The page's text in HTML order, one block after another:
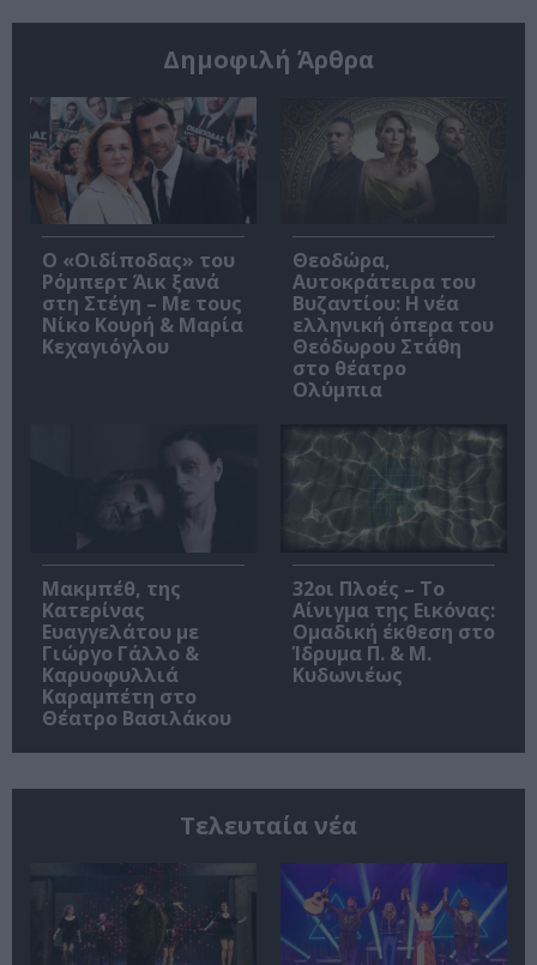
Δημοφιλή Άρθρα
O «Οιδίποδας» του
Ρόμπερτ Άικ ξανά
στη Στέγη – Με τους
Νίκο Κουρή & Μαρία
Κεχαγιόγλου
Θεοδώρα,
Αυτοκράτειρα του
Βυζαντίου: Η νέα
ελληνική όπερα του
Θεόδωρου Στάθη
στο θέατρο
Ολύμπια
Μακμπέθ, της
Κατερίνας
Ευαγγελάτου με
Γιώργο Γάλλο &
Καρυοφυλλιά
Καραμπέτη στο
Θέατρο Βασιλάκου
32οι Πλοές – Το
Αίνιγμα της Εικόνας:
Ομαδική έκθεση στο
Ίδρυμα Π. & Μ.
Κυδωνιέως
Τελευταία νέα